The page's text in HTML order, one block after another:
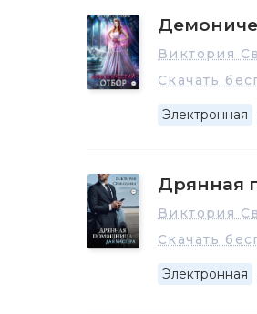
Виктория
Скачать
Электронная
Дрянная
Виктория
Скачать
Электронная